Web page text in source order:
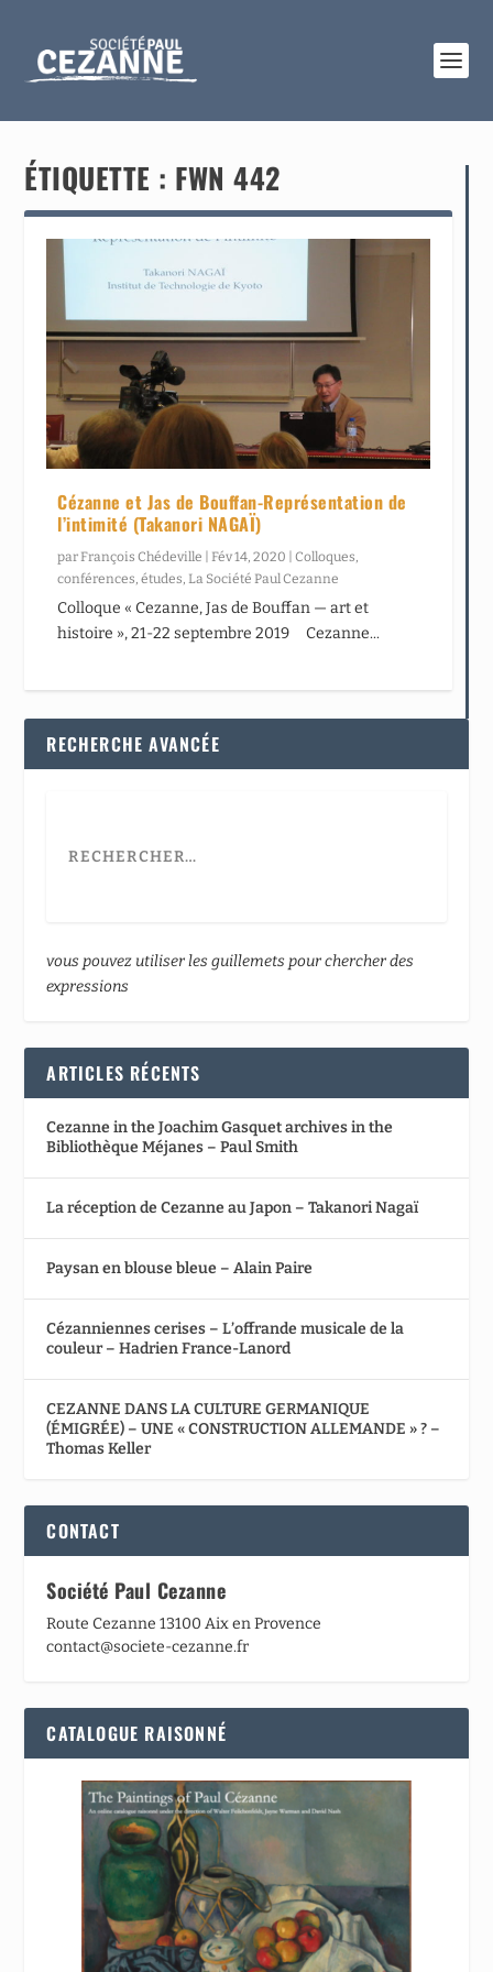
ÉTIQUETTE : FWN 442
Cézanne et Jas de Bouffan-Représentation de
l’intimité (Takanori NAGAÏ)
par François Chédeville Fév 14, 2020 |Colloques,
conférences, études La Société Paul Cezanne
Colloque « Cezanne, Jas de Bouffan — art et
histoire », 21-22 septembre 2019 Cezanne...
RECHERCHE AVANCÉE
vous pouvez utiliser les guillemets pour chercher des
expressions
ARTICLES RÉCENTS
Cezanne in the Joachim Gasquet archives in the
Bibliothèque Méjanes – Paul Smith
La réception de Cezanne au Japon – Takanori Nagaï
Paysan en blouse bleue – Alain Paire
Cézanniennes cerises – L’offrande musicale de la
couleur – Hadrien France-Lanord
CEZANNE DANS LA CULTURE GERMANIQUE
(ÉMIGRÉE) – UNE « CONSTRUCTION ALLEMANDE » ? –
Thomas Keller
CONTACT
Société Paul Cezanne
Route Cezanne 13100 Aix en Provence
contact@societe-cezanne.fr
CATALOGUE RAISONNÉ